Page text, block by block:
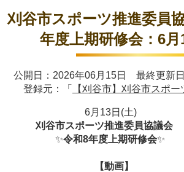
刈谷市スポーツ推進委員
年度上期研修会：6月
公開日：2026年06月15日 最終更新
登録元：「
【刈谷市】刈谷市スポ
6月13日(土)
刈谷市スポーツ推進委員協議会
✨令和8年度上期研修会✨
【動画】